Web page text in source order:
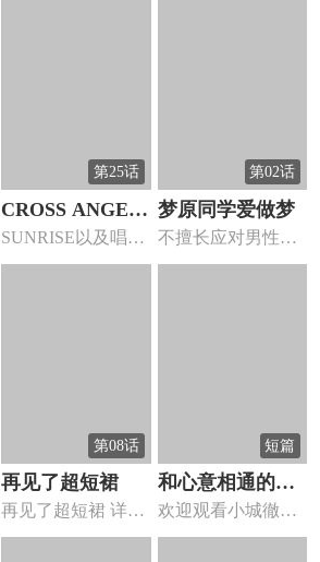
第25话
CROSS ANGE
天使与龙的学园
SUNRISE以及唱片
公司KING RE...
第02话
梦原同学爱做梦
不擅长应对男性的
梦原同学为了早日
第08话
再见了超短裙
再见了超短裙 详细
介绍 再见了超短裙
短篇
和心意相通的对
方见面
欢迎观看小城徹也
的漫画和心意相通